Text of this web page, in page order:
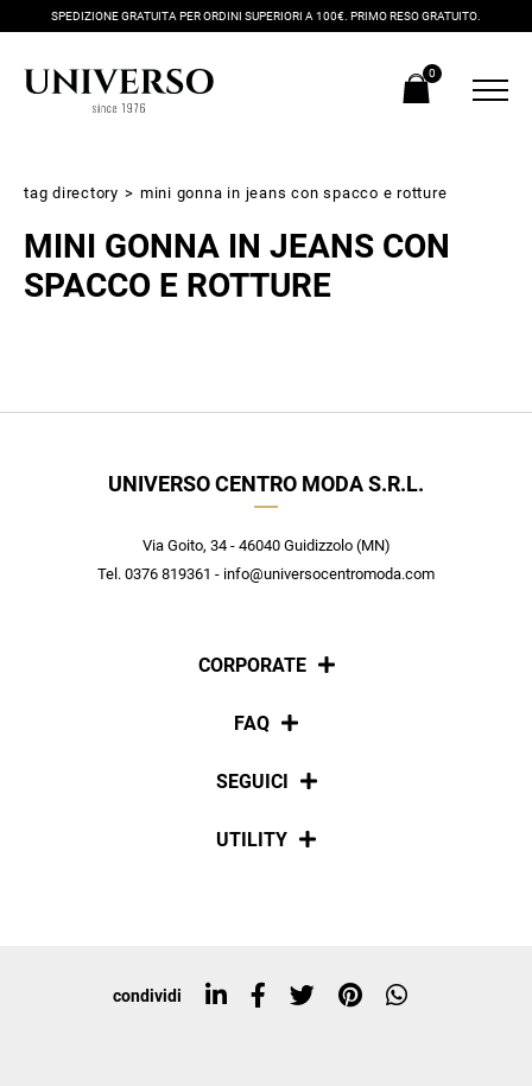
SPEDIZIONE GRATUITA PER ORDINI SUPERIORI A 100€. PRIMO RESO GRATUITO.
0
tag directory > mini gonna in jeans con spacco e rotture
MINI GONNA IN JEANS CON
SPACCO E ROTTURE
UNIVERSO CENTRO MODA S.R.L.
Via Goito, 34 - 46040 Guidizzolo (MN)
Tel. 0376 819361 - info@universocentromoda.com
CORPORATE
Chi siamo
FAQ
Pagamenti
SEGUICI
Social
UTILITY
Top ricerche
condividi
Iscriviti alla newsletter
nuovi arrivi utilizzabile anche in negozio!
Crea il tuo stile grazie ai consigli dei nostri personal shopper e
scopri in anteprima le offerte in esclusiva a te riservate.
ISCRIVITI